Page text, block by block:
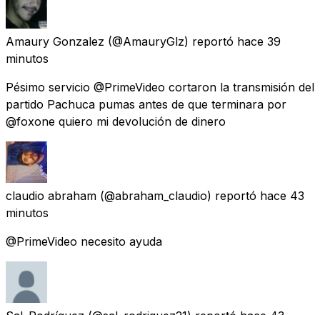
Amaury Gonzalez (@AmauryGlz) reportó hace 39
minutos
Pésimo servicio @PrimeVideo cortaron la transmisión del
partido Pachuca pumas antes de que terminara por
@foxone quiero mi devolución de dinero
claudio abraham (@abraham_claudio) reportó hace 43
minutos
@PrimeVideo necesito ayuda